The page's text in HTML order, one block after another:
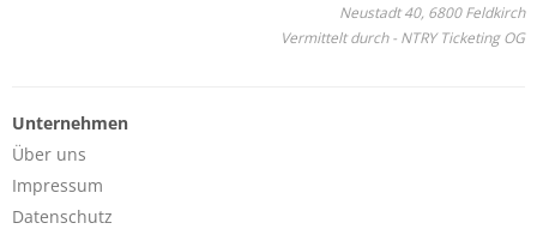
Neustadt 40, 6800 Feldkirch
Vermittelt durch - NTRY Ticketing OG
Unternehmen
Über uns
Impressum
Datenschutz